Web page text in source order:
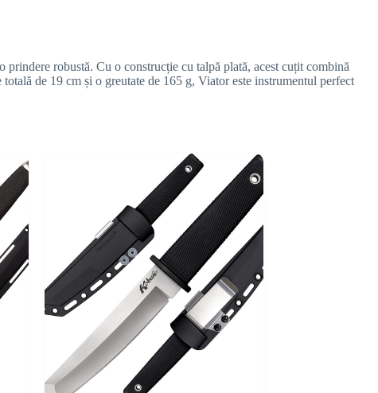
prindere robustă. Cu o construcție cu talpă plată, acest cuțit combină
de 19 cm și o greutate de 165 g, Viator este instrumentul perfect